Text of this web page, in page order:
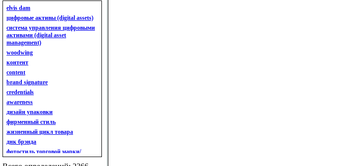
анализ имиджа
анализ кластерный
анализ конкурентов
анализ кросс-культурных
особенностей
анализ мак кинси «7s»
анализ макросистемы
анализ маркетинговый
анализ рынка
анализ ситуационный
анализ экспертный
индивидуальный
анкета
ассортимент
ассортимент товарный.
планирование товарного
ассортимента
ассортимент. глубина
elvis dam
цифровые активы (digital assets)
система управления цифровыми
активами (digital asset
management)
woodwing
контент
content
brand signature
credentials
awareness
дизайн упаковки
фирменный стиль
жизненный цикл товара
днк брэнда
фотостиль торговой марки/
линейки продукции